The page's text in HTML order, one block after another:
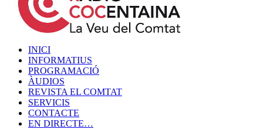
INICI
INFORMATIUS
PROGRAMACIÓ
ÀUDIOS
REVISTA EL COMTAT
SERVICIS
CONTACTE
EN DIRECTE…